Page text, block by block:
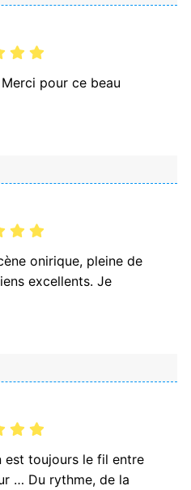
pour ce beau
onirique, pleine de
excellents. Je
est toujours le fil entre
… Du rythme, de la